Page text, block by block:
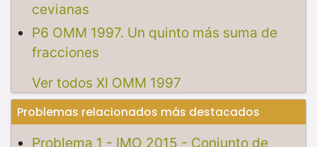
cevianas
P6 OMM 1997. Un quinto más suma de
fracciones
Ver todos XI OMM 1997
Problemas relacionados más destacados
Problema 1 - IMO 2015 - Conjunto de